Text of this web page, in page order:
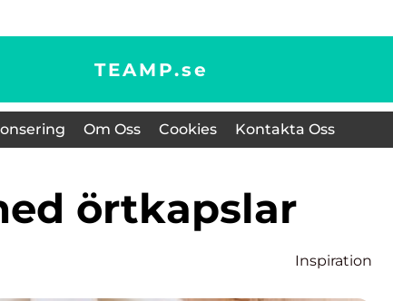
TEAMP.se
Om Oss Cookies Kontakta Oss
örtkapslar
Inspiration